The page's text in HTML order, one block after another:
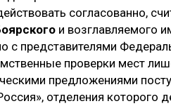
согласованно,
и возглавляемого
с представителями
проверки мест
предложениями
отделения которого